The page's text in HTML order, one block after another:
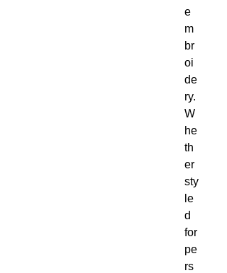
e
m
br
oi
de
ry.
W
he
th
er
sty
le
d
for
pe
rs